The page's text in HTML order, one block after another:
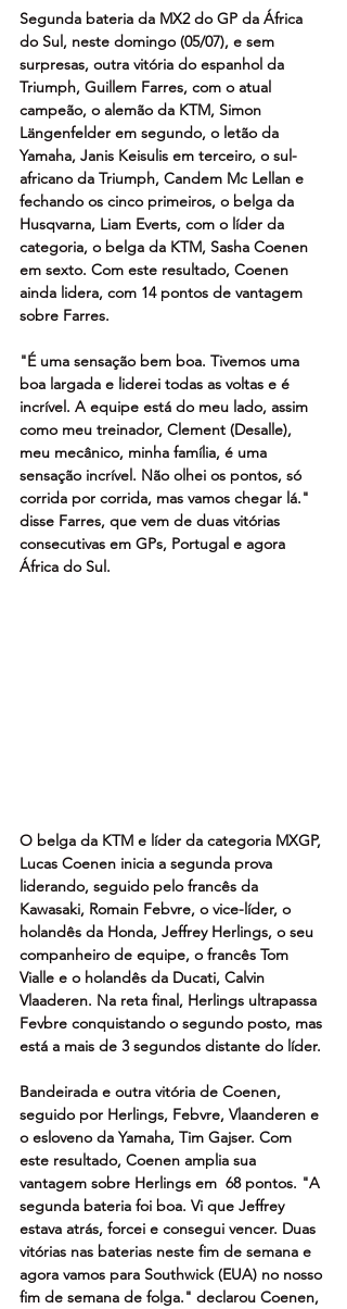
Segunda bateria da MX2 do GP da África
do Sul, neste domingo (05/07), e sem
surpresas, outra vitória do espanhol da
Triumph, Guillem Farres, com o atual
campeão, o alemão da KTM, Simon
Längenfelder em segundo, o letão da
Yamaha, Janis Keisulis em terceiro, o sul-
africano da Triumph, Candem Mc Lellan e
fechando os cinco primeiros, o belga da
Husqvarna, Liam Everts, com o líder da
categoria, o belga da KTM, Sasha Coenen
em sexto. Com este resultado, Coenen
ainda lidera, com 14 pontos de vantagem
sobre Farres.
"É uma sensação bem boa. Tivemos uma
boa largada e liderei todas as voltas e é
incrível. A equipe está do meu lado, assim
como meu treinador, Clement (Desalle),
meu mecânico, minha família, é uma
sensação incrível. Não olhei os pontos, só
corrida por corrida, mas vamos chegar lá."
disse Farres, que vem de duas vitórias
consecutivas em GPs, Portugal e agora
África do Sul.
O belga da KTM e líder da categoria MXGP,
Lucas Coenen inicia a segunda prova
liderando, seguido pelo francês da
Kawasaki, Romain Febvre, o vice-líder, o
holandês da Honda, Jeffrey Herlings, o seu
companheiro de equipe, o francês Tom
Vialle e o holandês da Ducati, Calvin
Vlaaderen. Na reta final, Herlings ultrapassa
Fevbre conquistando o segundo posto, mas
está a mais de 3 segundos distante do líder.
Bandeirada e outra vitória de Coenen,
seguido por Herlings, Febvre, Vlaanderen e
o esloveno da Yamaha, Tim Gajser. Com
este resultado, Coenen amplia sua
vantagem sobre Herlings em  68 pontos. "A
segunda bateria foi boa. Vi que Jeffrey
estava atrás, forcei e consegui vencer. Duas
vitórias nas baterias neste fim de semana e
agora vamos para Southwick (EUA) no nosso
fim de semana de folga." declarou Coenen,